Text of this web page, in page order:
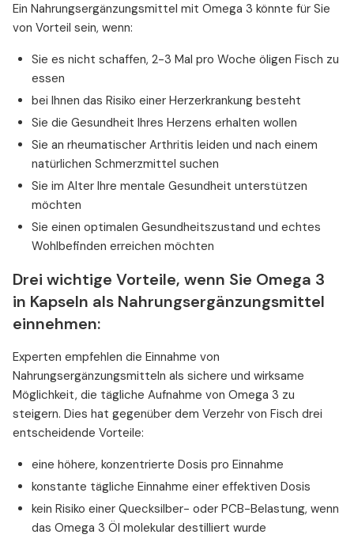
Ein Nahrungsergänzungsmittel mit Omega 3 könnte für Sie
von Vorteil sein, wenn:
Sie es nicht schaffen, 2-3 Mal pro Woche öligen Fisch zu
essen
bei Ihnen das Risiko einer Herzerkrankung besteht
Sie die Gesundheit Ihres Herzens erhalten wollen
Sie an rheumatischer Arthritis leiden und nach einem
natürlichen Schmerzmittel suchen
Sie im Alter Ihre mentale Gesundheit unterstützen
möchten
Sie einen optimalen Gesundheitszustand und echtes
Wohlbefinden erreichen möchten
Drei wichtige Vorteile, wenn Sie Omega 3
in Kapseln als Nahrungsergänzungsmittel
einnehmen:
Experten empfehlen die Einnahme von
Nahrungsergänzungsmitteln als sichere und wirksame
Möglichkeit, die tägliche Aufnahme von Omega 3 zu
steigern. Dies hat gegenüber dem Verzehr von Fisch drei
entscheidende Vorteile:
eine höhere, konzentrierte Dosis pro Einnahme
konstante tägliche Einnahme einer effektiven Dosis
kein Risiko einer Quecksilber- oder PCB-Belastung, wenn
das Omega 3 Öl molekular destilliert wurde